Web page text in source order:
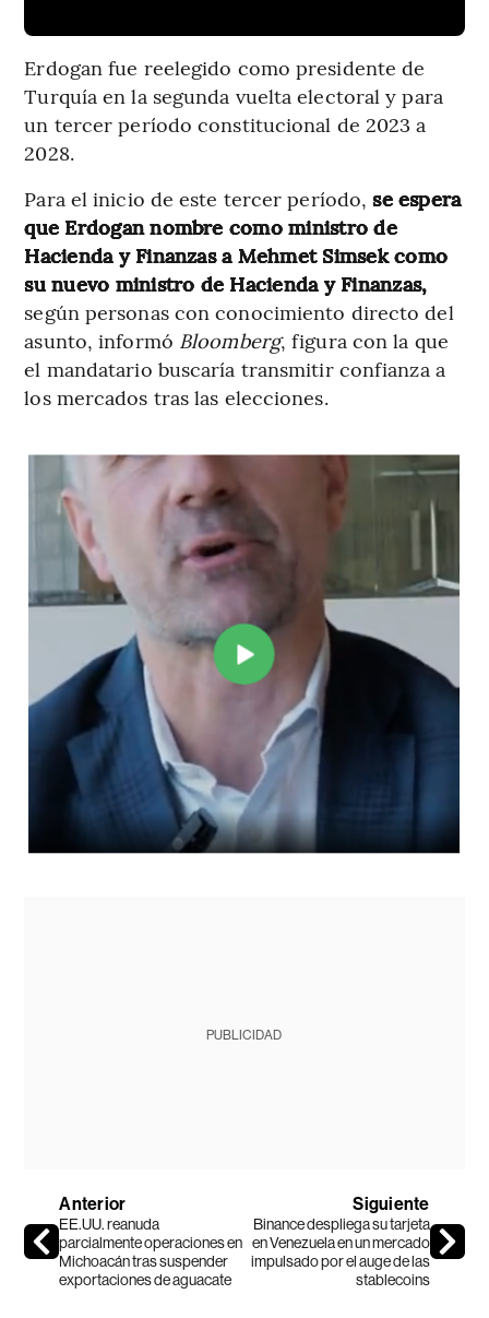
Erdogan fue reelegido como presidente de
Turquía en la segunda vuelta electoral y para
un tercer período constitucional de 2023 a
2028.
Para el inicio de este tercer período,se espera
que Erdogan nombre como ministro de
Hacienda y Finanzas a Mehmet Simsek como
su nuevo ministro de Hacienda y Finanzas,
según personas con conocimiento directo del
asunto, informó Bloomberg, figura con la que
el mandatario buscaría transmitir confianza a
los mercados tras las elecciones.
PUBLICIDAD
Anterior
EE.UU. reanuda
parcialmente operaciones en
Michoacán tras suspender
exportaciones de aguacate
Siguiente
Binance despliega su tarjeta
en Venezuela en un mercado
impulsado por el auge de las
stablecoins